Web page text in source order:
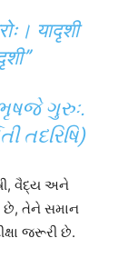
यादृशी
ગુરુઃ.
તદરિષિ)
વૈદ્ય અને
છે, તેને સમાન
જરૂરી છે.